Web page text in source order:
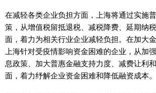
在减轻各类企业负担方面，上海将通过实施
策，从增值税留抵退税、减税降费、延期纳
面，着力为相关行业企业减轻负担。在加大
上海针对受疫情影响资金困难的企业，从加
息政策、加大普惠金融支持力度、减费让利
面，着力纾解企业资金困难和降低融资成本。